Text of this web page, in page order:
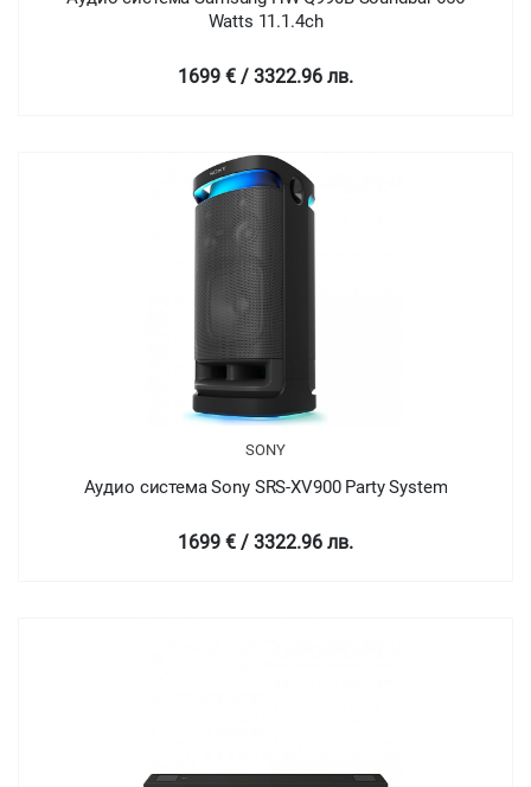
Watts 11.1.4ch
1699 € / 3322.96 лв.
SONY
Аудио система Sony SRS-XV900 Party System
1699 € / 3322.96 лв.